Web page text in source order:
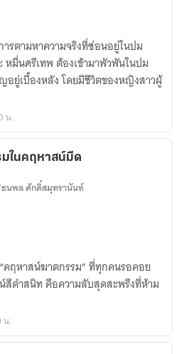
รตามหาความจริงที่ซ่อนอยู่ในปม
ยู่เบื้องหลัง โดยมีชีวิตของหญิงสาวผู้
น.
ในคฤหาสน์มืด
ธนพล ศักดิ์สมุทรานันท์
คฤหาสน์ฆาตกรรม” ที่ทุกคนรอคอย
สีดำสนิท คือความลับสุดสะพรึงที่ห้าม
น.